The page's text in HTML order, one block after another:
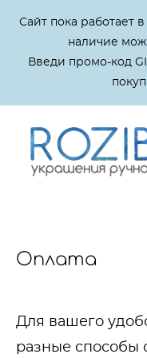
Сайт пока работает
наличие
Введи промо-код
Оплата
Для вашего
разные способы